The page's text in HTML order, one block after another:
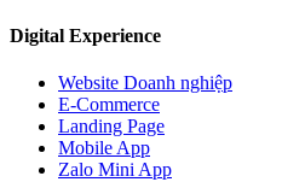
Digital Experience
Website Doanh nghiệp
E-Commerce
Landing Page
Mobile App
Zalo Mini App